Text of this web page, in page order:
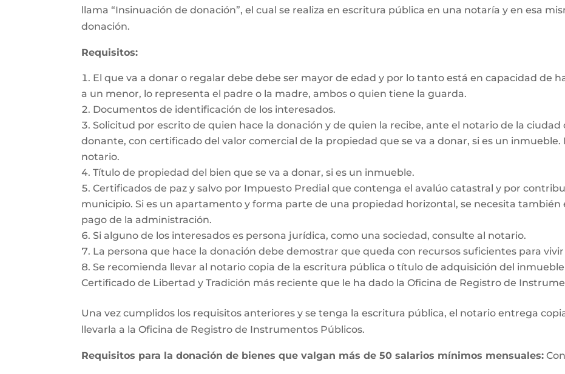
llama “Insinuación de donación”, el cual se realiza en escritura pública en una notaría y en esa
donación.
Requisitos:
El que va a donar o regalar debe debe ser mayor de edad y por lo tanto está en capacidad de
a un menor, lo representa el padre o la madre, ambos o quien tiene la guarda.
Documentos de identificación de los interesados.
Solicitud por escrito de quien hace la donación y de quien la recibe, ante el notario de la
donante, con certificado del valor comercial de la propiedad que se va a donar, si es un
notario.
Título de propiedad del bien que se va a donar, si es un inmueble.
Certificados de paz y salvo por Impuesto Predial que contenga el avalúo catastral y por
municipio. Si es un apartamento y forma parte de una propiedad horizontal, se necesita también
pago de la administración.
Si alguno de los interesados es persona jurídica, como una sociedad, consulte al notario.
La persona que hace la donación debe demostrar que queda con recursos suficientes para
Se recomienda llevar al notario copia de la escritura pública o título de adquisición del
Certificado de Libertad y Tradición más reciente que le ha dado la Oficina de Registro de
Una vez cumplidos los requisitos anteriores y se tenga la escritura pública, el notario entrega
llevarla a la Oficina de Registro de Instrumentos Públicos.
Requisitos para la donación de bienes que valgan más de 50 salarios mínimos mensuales: